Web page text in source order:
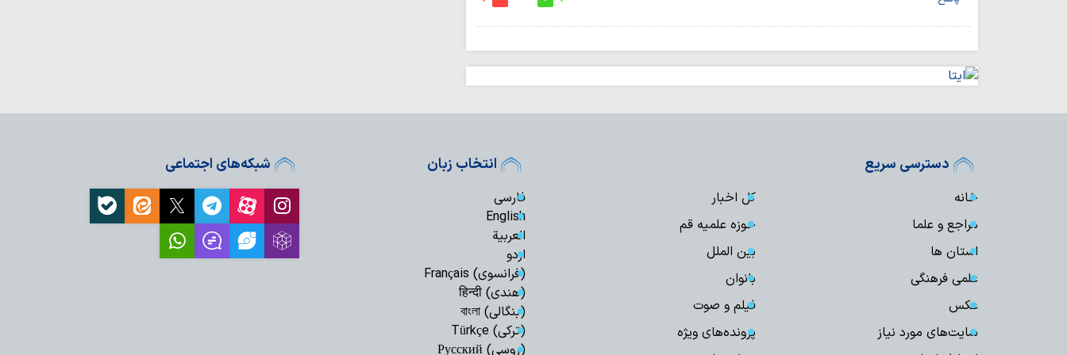
احکام شرعی | استعمال طلا برای مرد
خبرنگاران؛ امانتداران حقیقت، معمار
تسلیت تولیت حرم بانوی کرامت به
حجت‌الاسلام‌والمسلمین مؤمنی
دسترسی سریع
خانه
کل اخبار
مراجع و علما
حوزه علمیه قم
استان ها
بین الملل
علمی فرهنگی
بانوان
عکس
فیلم و صوت
سایت‌های مورد نیاز
پرونده‌های ویژه
انتخاب زبان
فارسی
English
العربیة
اردو
(فرانسوی) Français
(هندی) हिन्दी
(بنگالی) বাংলা
(ترکی) Türkçe
(روسی) Русский
شبکه‌های اجتماعی